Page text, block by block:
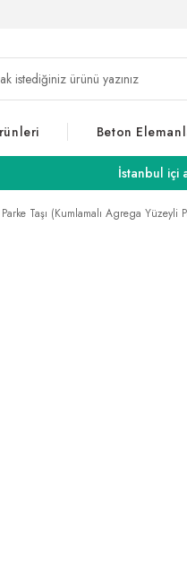
Beton
İstanbul içi
Taşı (Kumlamalı Agrega Yüzeyli